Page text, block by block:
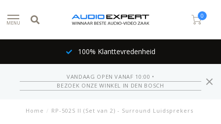
MENU
0
100% Klanttevredenheid
VANDAAG OPEN VANAF 10:00 •
BEZOEK ONZE WINKEL IN DEN BOSCH
Home / RP-502S II (Set van 2) - Surround Luidsprekers